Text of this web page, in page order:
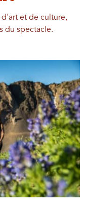
et de culture,
du spectacle.